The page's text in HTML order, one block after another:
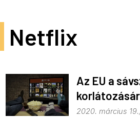
Netflix
Az EU a
streaming
2020. március